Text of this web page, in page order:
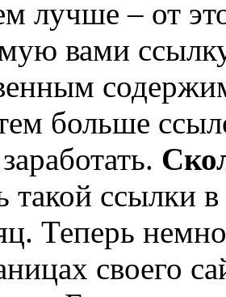
лучше – от
вами
больше
такой ссылки
Теперь
своего